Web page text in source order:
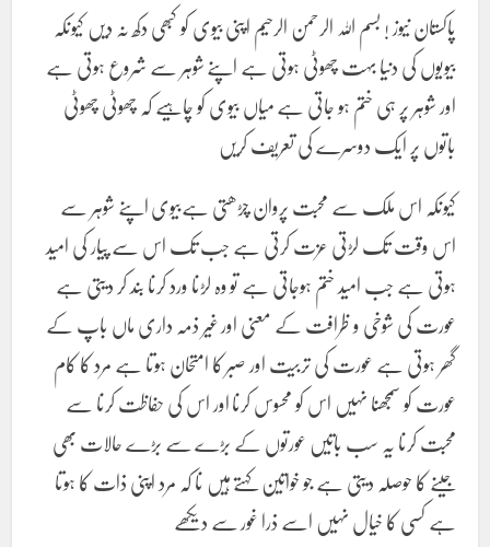
پاکستان نیوز ! بسم اللہ الرحمن الرحیم اپنی بیوی کو کبھی دکھ نہ دیں کیونکہ
بیویوں کی دنیا بہت چھوٹی ہوتی ہے اپنے شوہر سے شروع ہوتی ہے
اور شوہر پر ہی ختم ہو جاتی ہے میاں بیوی کو چاہیے کہ چھوٹی چھوٹی
باتوں پر ایک دوسرے کی تعریف کریں
کیونکہ اس ملک سے محبت پروان چڑھتی ہےبیوی اپنے شوہر سے
اس وقت تک لڑتی عزت کرتی ہے جب تک اس سے پیار کی امید
ہوتی ہے جب امید ختم ہوجاتی ہے تو وہ لڑنا ورد کرنا بند کر دیتی ہے
عورت کی شوخی و ظرافت کے معنی اور غیر ذمہ داری ماں باپ کے
گھر ہوتی ہے عورت کی تربیت اور صبر کا امتحان ہوتا ہے مرد کا کام
عورت کو سمجھنا نہیں اس کو محسوس کرنا اور اس کی حفاظت کرنا سے
محبت کرنا یہ سب باتیں عورتوں کے بڑے سے بڑے حالات بھی
جینے کا حوصلہ دیتی ہے جو خواتین کہتے ہیں نا کہ مرد اپنی ذات کا ہوتا
ہے کسی کا خیال نہیں اسے ذرا غور سے دیکھے